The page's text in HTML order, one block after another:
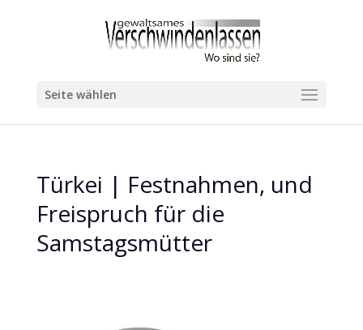
Seite wählen
Türkei | Festnahmen, und
Freispruch für die
Samstagsmütter